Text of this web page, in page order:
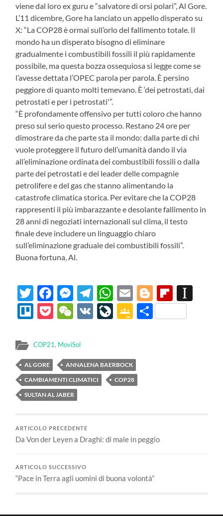
viene dal loro ex guru e “salvatore di orsi polari”, Al Gore.
L’11 dicembre, Gore ha lanciato un appello disperato su
X: “La COP28 è ormai sull’orlo del fallimento totale. Il
mondo ha un disperato bisogno di eliminare
gradualmente i combustibili fossili il più rapidamente
possibile, ma questa bozza ossequiosa si legge come se
l’avesse dettata l’OPEC parola per parola. È persino
peggiore di quanto molti temevano. È ‘dei petrostati, dai
petrostati e per i petrostati'”.
“È profondamente offensivo per tutti coloro che hanno
preso sul serio questo processo. Restano 24 ore per
dimostrare da che parte sta il mondo: dalla parte di chi
vuole proteggere il futuro dell’umanità dando il via
all’eliminazione ordinata dei combustibili fossili o dalla
parte dei petrostati e dei leader delle compagnie
petrolifere e del gas che stanno alimentando la
catastrofe climatica storica. Per evitare che la COP28
rappresenti il più imbarazzante e desolante fallimento in
28 anni di negoziati internazionali sul clima, il testo
finale deve includere un linguaggio chiaro
sull’eliminazione graduale dei combustibili fossili”.
Buona fortuna, Al.
Twitter
Facebook
Messenger
Telegram
WhatsApp
EmailBlogger
TrelloPocket
WeChat
VK LiveJournal
Google
Condividi
COP21, MoviSol
AL GORE
ANNALENA BAERBOCK
CAMBIAMENTI CLIMATICI
COP28
SULTAN AL JABER
ARTICOLO PRECEDENTE
Da Von der Leyen a Draghi: di male in peggio
ARTICOLO SUCCESSIVO
“Pace in Terra agli uomini di buona volontà”